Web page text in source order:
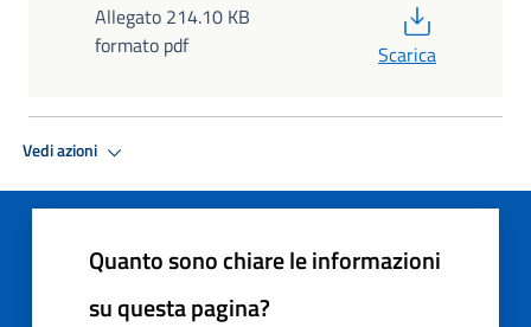
Allegato 214.10 KB
formato pdf
Scarica
Vedi azioni
Quanto sono chiare le informazioni
su questa pagina?